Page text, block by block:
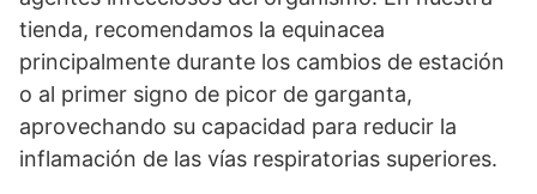
tienda, recomendamos la equinacea
principalmente durante los cambios de estación
o al primer signo de picor de garganta,
aprovechando su capacidad para reducir la
inflamación de las vías respiratorias superiores.